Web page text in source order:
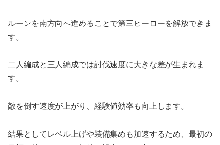
ルーンを南方向へ進めることで第三ヒーローを解放できま
す。
二人編成と三人編成では討伐速度に大きな差が生まれま
す。
敵を倒す速度が上がり、経験値効率も向上します。
結果としてレベル上げや装備集めも加速するため、最初の